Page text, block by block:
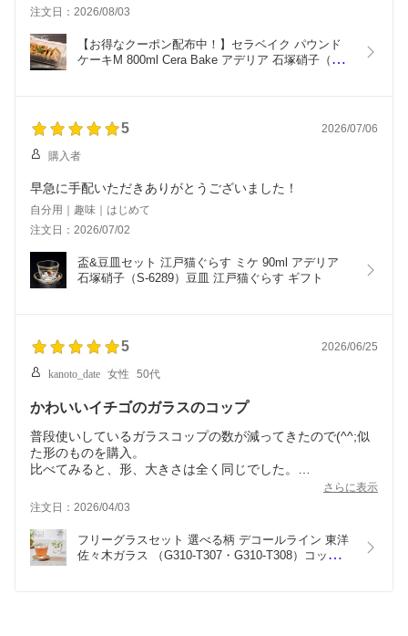
注文日：2026/08/03
【お得なクーポン配布中！】セラベイク パウンド
ケーキM 800ml Cera Bake アデリア 石塚硝子（K-
5 2026/07/06
購入者
早急に手配いただきありがとうございました！
自分用｜趣味｜はじめて
注文日：2026/07/02
盃&豆皿セット 江戸猫ぐらす ミケ 90ml アデリア
石塚硝子（S-6289）豆皿 江戸猫ぐらす ギフト
5 2026/06/25
kanoto_date 女性 50代
かわいいイチゴのガラスのコップ
普段使いしているガラスコップの数が減ってきたので(^^;似
た形のものを購入。
比べてみると、形、大きさは全く同じでした。
イチゴ柄が可愛すぎ（？）ですが、とても使いやすいです。
長く使いたいです。
さらに表示
注文日：2026/04/03
フリーグラスセット 選べる柄 デコールライン 東洋
佐々木ガラス （G310-T307・G310-T308）コップ